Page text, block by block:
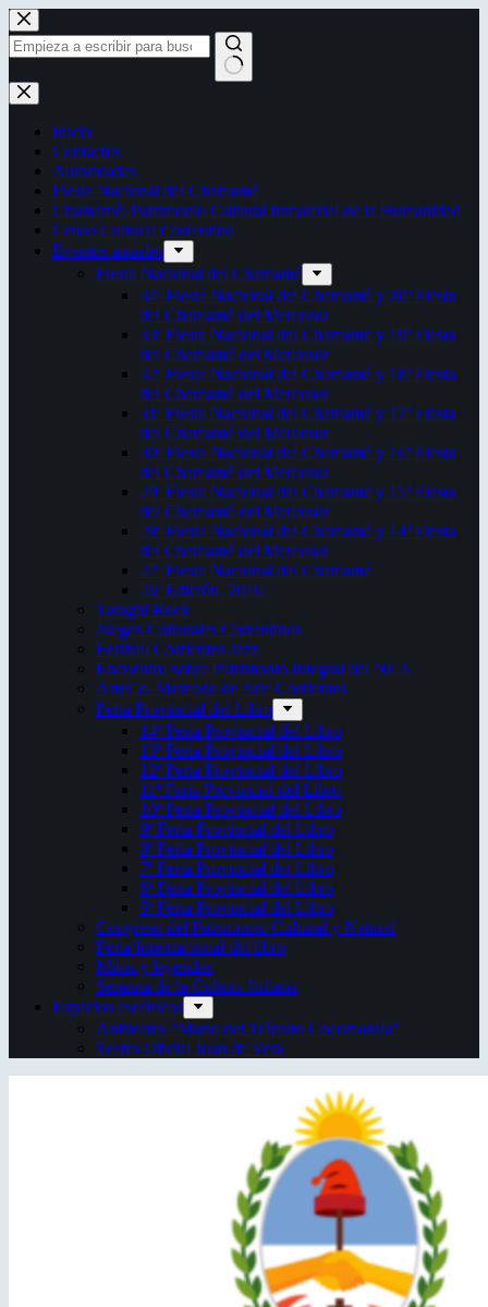
Saltar
al
contenido
Sin
resultados
Inicio
Contactos
Autoridades
Fiesta Nacional del Chamamé
Chamamé: Patrimonio Cultural Inmaterial de la Humanidad
Censo Cultural Correntino
Eventos anuales
Fiesta Nacional del Chamamé
34ª Fiesta Nacional del Chamamé y 20ª Fiesta
del Chamamé del Mercosur
33ª Fiesta Nacional del Chamamé y 19ª Fiesta
del Chamamé del Mercosur
32ª Fiesta Nacional del Chamamé y 18ª Fiesta
del Chamamé del Mercosur
31ª Fiesta Nacional del Chamamé y 17ª Fiesta
del Chamamé del Mercosur
30ª Fiesta Nacional del Chamamé y 16ª Fiesta
del Chamamé del Mercosur
29ª Fiesta Nacional del Chamamé y 15ª Fiesta
del Chamamé del Mercosur
28ª Fiesta Nacional del Chamamé y 14ª Fiesta
del Chamamé del Mercosur
27ª Fiesta Nacional del Chamamé
26ª Edición. 2016.
Taragüi Rock
Juegos Culturales Correntinos
Festival Corrientes Jazz
Encuentro sobre Patrimonio Integral del NEA
ArteCo. Mercado de Arte Corrientes
Feria Provincial del Libro
14ª Feria Provincial del Libro
13ª Feria Provincial del Libro
12ª Feria Provincial del Libro
11ª Feria Provincial del Libro
10ª Feria Provincial del Libro
9ª Feria Provincial del Libro
8ª Feria Provincial del Libro
7ª Feria Provincial del Libro
6ª Feria Provincial del Libro
5ª Feria Provincial del Libro
Congreso del Patrimonio Cultural y Natural
Feria Internacional del libro
Mitos y leyendas
Semana de la Cultura Italiana
Espacios escénicos
Anfiteatro “Mario del Tránsito Cocomarola”
Teatro Oficial Juan de Vera